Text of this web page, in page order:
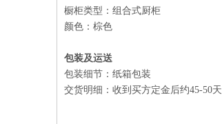
橱柜类型：组合式厨柜
颜色：棕色
包装及运送
包装细节：纸箱包装
交货明细：收到买方定金后约45-50天